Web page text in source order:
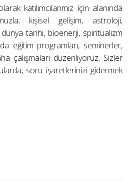
katılımcılarımız için alanında
kişisel gelişim, astroloji,
tarihi, bioenerji, spiritüalizm
eğitim programları, seminerler,
çalışmaları düzenliyoruz. Sizler
soru işaretlerinizi gidermek